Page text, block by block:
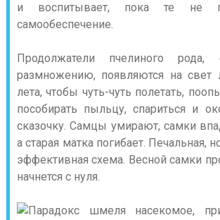
и воспитывает, пока те не
самообеспечение.
Продолжатели пчелиного рода,
размножению, появляются на
лета, чтобы чуть-чуть полетать,
пособирать пыльцу, спариться и
сказочку. Самцы умирают, самки
а старая матка погибает. Печальная,
эффективная схема. Весной самки
начнется с нуля.